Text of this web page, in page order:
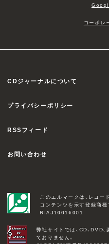
コーポレ
CDジャーナルについて
プライバシーポリシー
RSSフィード
お問い合わせ
このエルマークは、レコー
コンテンツを示す登録商標
RIAJ10016001
弊社サイトでは、CD、DVD
ておりません。